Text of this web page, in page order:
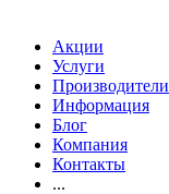
Акции
Услуги
Производители
Информация
Блог
Компания
Контакты
...